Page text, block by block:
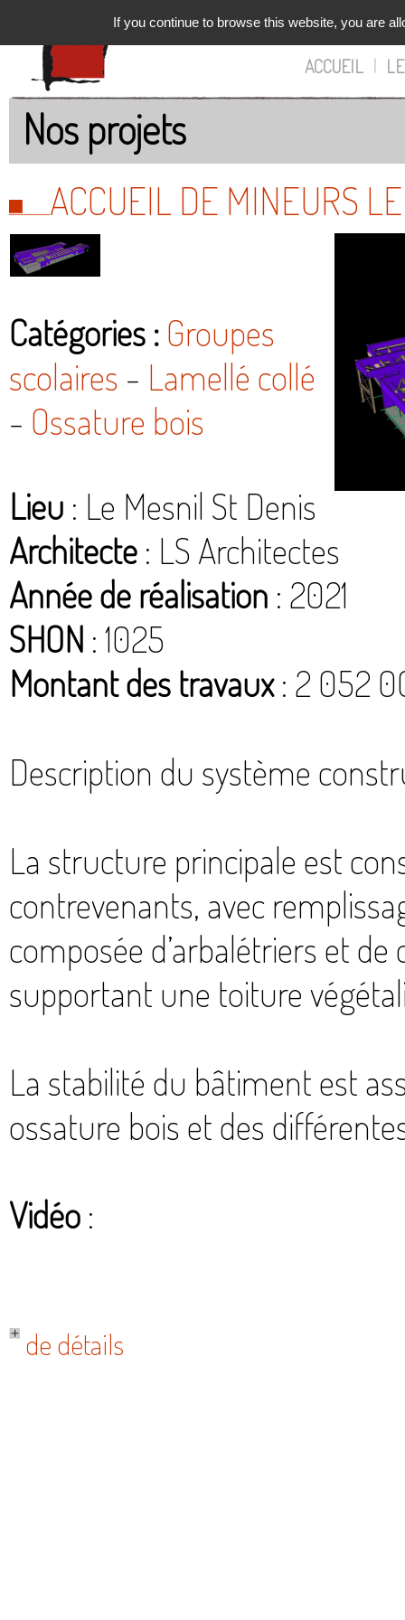
ACCUEIL |
Nos projets
ACCUEIL DE MINEURS
Catégories : Groupes
scolaires - Lamellé collé
- Ossature bois
Lieu : Le Mesnil St Denis
Architecte : LS Architectes
Année de réalisation : 2021
SHON : 1025
Montant des travaux: 2 052
Description du système
La structure principale est
contrevenants, avec
composée d’arbalétriers et
supportant une toiture
La stabilité du bâtiment est
ossature bois et des
Vidéo :
de détails
If you continue to browse this website, you are